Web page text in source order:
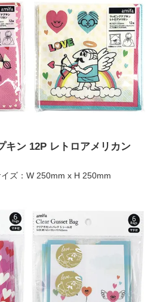
キン 12P レトロアメリカン
ズ：W 250mm x H 250mm